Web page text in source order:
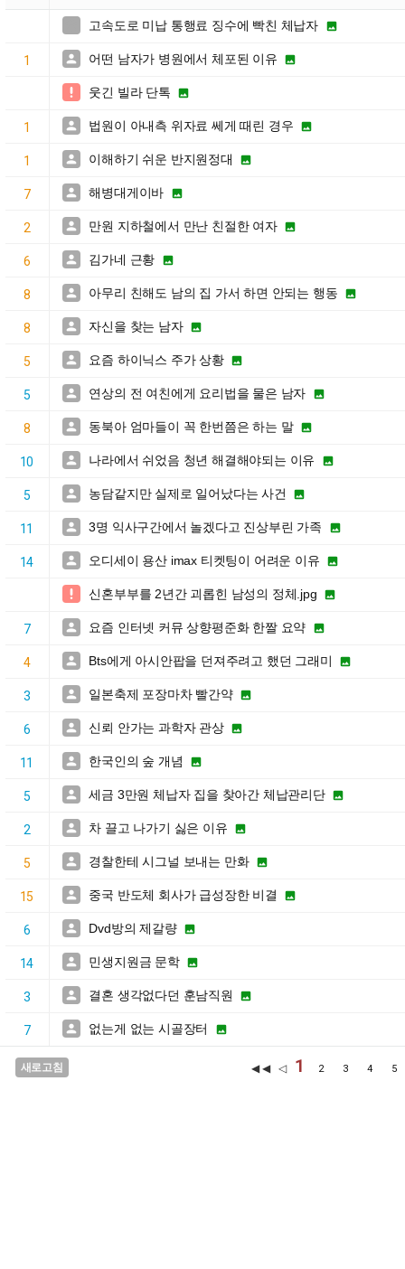
고속도로 미납 통행료 징수에 빡친 체납자 
1  어떤 남자가 병원에서 체포된 이유 
 웃긴 빌라 단톡 
1  법원이 아내측 위자료 쎄게 때린 경우 
1  이해하기 쉬운 반지원정대 
7  해병대게이바 
2  만원 지하철에서 만난 친절한 여자 
6  김가네 근황 
8  아무리 친해도 남의 집 가서 하면 안되는 행동 
8  자신을 찾는 남자 
5  요즘 하이닉스 주가 상황 
5  연상의 전 여친에게 요리법을 물은 남자 
8  동북아 엄마들이 꼭 한번쯤은 하는 말 
10  나라에서 쉬었음 청년 해결해야되는 이유 
5  농담같지만 실제로 일어났다는 사건 
11  3명 익사구간에서 놀겠다고 진상부린 가족 
14  오디세이 용산 imax 티켓팅이 어려운 이유 
 신혼부부를 2년간 괴롭힌 남성의 정체.jpg 
7  요즘 인터넷 커뮤 상향평준화 한짤 요약 
4  Bts에게 아시안팝을 던져주려고 했던 그래미 
3  일본축제 포장마차 빨간약 
6  신뢰 안가는 과학자 관상 
11  한국인의 숲 개념 
5  세금 3만원 체납자 집을 찾아간 체납관리단 
2  차 끌고 나가기 싫은 이유 
5  경찰한테 시그널 보내는 만화 
15  중국 반도체 회사가 급성장한 비결 
6  Dvd방의 제갈량 
14  민생지원금 문학 
3  결혼 생각없다던 훈남직원 
7  없는게 없는 시골장터 
새로고침 ◀◀ ◁ 1 2 3 4